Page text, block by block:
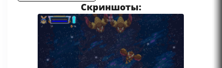
Скриншоты: